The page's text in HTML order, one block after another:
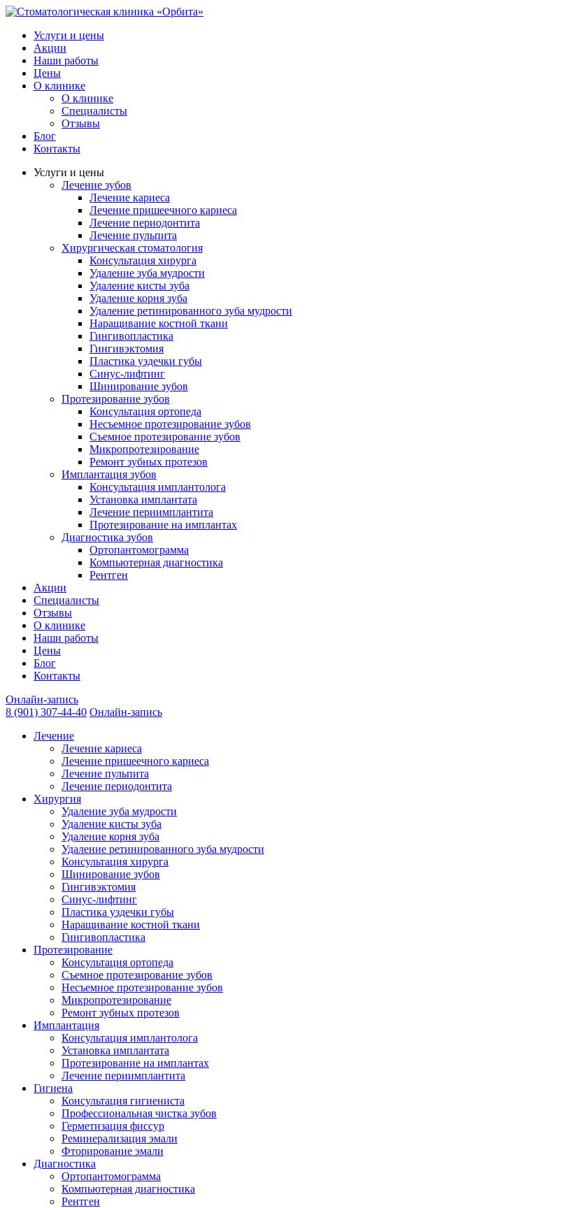
Услуги и цены
Акции
Наши работы
Цены
О клинике
О клинике
Специалисты
Отзывы
Блог
Контакты
Услуги и цены
Лечение зубов
Лечение кариеса
Лечение пришеечного кариеса
Лечение периодонтита
Лечение пульпита
Хирургическая стоматология
Консультация хирурга
Удаление зуба мудрости
Удаление кисты зуба
Удаление корня зуба
Удаление ретинированного зуба мудрости
Наращивание костной ткани
Гингивопластика
Гингивэктомия
Пластика уздечки губы
Синус-лифтинг
Шинирование зубов
Протезирование зубов
Консультация ортопеда
Несъемное протезирование зубов
Съемное протезирование зубов
Микропротезирование
Ремонт зубных протезов
Имплантация зубов
Консультация имплантолога
Установка имплантата
Лечение периимплантита
Протезирование на имплантах
Диагностика зубов
Ортопантомограмма
Компьютерная диагностика
Рентген
Акции
Специалисты
Отзывы
О клинике
Наши работы
Цены
Блог
Контакты
Онлайн-запись
8 (901) 307-44-40 Онлайн-запись
Лечение
Лечение кариеса
Лечение пришеечного кариеса
Лечение пульпита
Лечение периодонтита
Хирургия
Удаление зуба мудрости
Удаление кисты зуба
Удаление корня зуба
Удаление ретинированного зуба мудрости
Консультация хирурга
Шинирование зубов
Гингивэктомия
Синус-лифтинг
Пластика уздечки губы
Наращивание костной ткани
Гингивопластика
Протезирование
Консультация ортопеда
Съемное протезирование зубов
Несъемное протезирование зубов
Микропротезирование
Ремонт зубных протезов
Имплантация
Консультация имплантолога
Установка имплантата
Протезирование на имплантах
Лечение периимплантита
Гигиена
Консультация гигиениста
Профессиональная чистка зубов
Герметизация фиссур
Реминерализация эмали
Фторирование эмали
Диагностика
Ортопантомограмма
Компьютерная диагностика
Рентген